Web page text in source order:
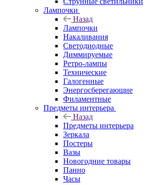
Лампочки
Назад
Лампочки
Накаливания
Светодиодные
Диммируемые
Ретро-лампы
Технические
Галогенные
Энергосберегающие
Филаментные
Предметы интерьера
Назад
Предметы интерьера
Зеркала
Постеры
Вазы
Новогодние товары
Панно
Часы